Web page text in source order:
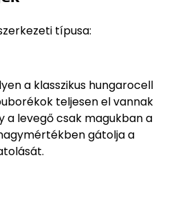
típusa:
a klasszikus hungarocell
teljesen el vannak
a levegő csak magukban a
gátolja a